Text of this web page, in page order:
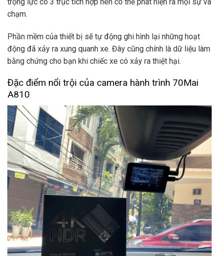
chạm.
Phần mềm của thiết bị sẽ tự động ghi hình lại những hoạt
động đã xảy ra xung quanh xe. Đây cũng chính là dữ liệu làm
bằng chứng cho bạn khi chiếc xe có xảy ra thiệt hại.
Đặc điểm nổi trội của camera hành trình 70Mai
A810